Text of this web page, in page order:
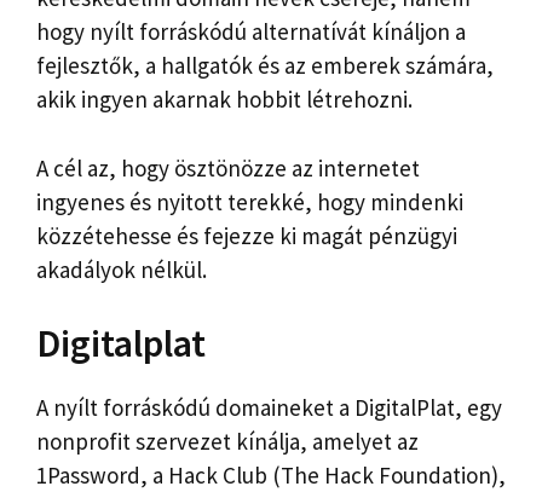
hogy nyílt forráskódú alternatívát kínáljon a
fejlesztők, a hallgatók és az emberek számára,
akik ingyen akarnak hobbit létrehozni.
A cél az, hogy ösztönözze az internetet
ingyenes és nyitott terekké, hogy mindenki
közzétehesse és fejezze ki magát pénzügyi
akadályok nélkül.
Digitalplat
A nyílt forráskódú domaineket a DigitalPlat, egy
nonprofit szervezet kínálja, amelyet az
1Password, a Hack Club (The Hack Foundation),